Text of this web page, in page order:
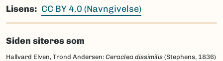
Lisens
CC BY 4.0 (Navngivelse)
Siden siteres som
Hallvard Elven, Trond Andersen: Ceraclea dissimilis (Stephens, 1836)